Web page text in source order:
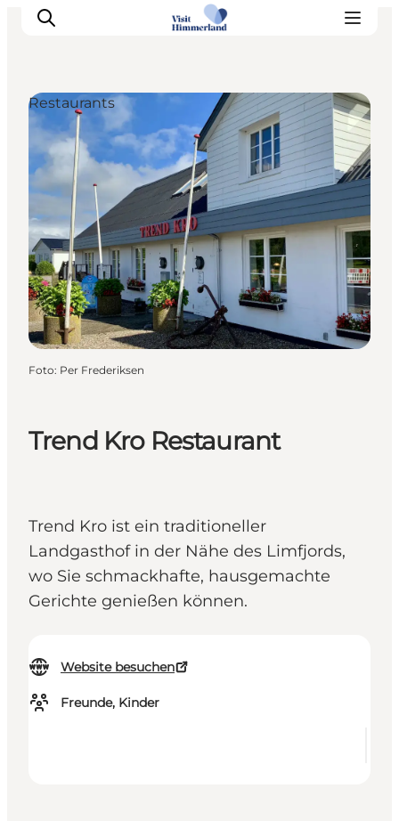
Erlebnisse
Natur
Städte und Orte
Das passiert
Reiseplanung
Praktische Informationen
Trend Kro Restaurant
Trend Kro ist ein traditioneller
Landgasthof in der Nähe des Limfjords,
wo Sie schmackhafte, hausgemachte
Gerichte genießen können.
Website besuchen
Freunde, Kinder
Restaurants
Foto: Per Frederiksen